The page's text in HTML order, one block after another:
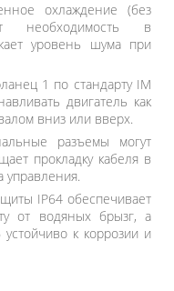
охлаждение (без
необходимость в
уровень шума при
1 по стандарту IM
двигатель как
вниз или вверх.
разъемы могут
прокладку кабеля в
управления.
IP64 обеспечивает
от водяных брызг, а
к коррозии и